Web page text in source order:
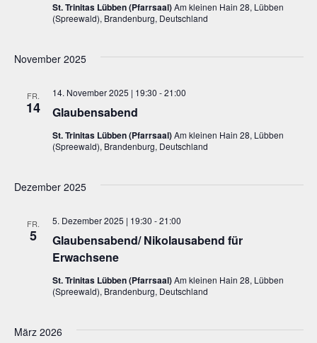
St. Trinitas Lübben (Pfarrsaal)Am kleinen Hain 28, Lübben
(Spreewald), Brandenburg, Deutschland
November 2025
FR.
14 Glaubensabend
14. November 2025 | 19:30 -21:00
St. Trinitas Lübben (Pfarrsaal)Am kleinen Hain 28, Lübben
(Spreewald), Brandenburg, Deutschland
Dezember 2025
FR.
5
Glaubensabend/ Nikolausabend für
Erwachsene
5. Dezember 2025 | 19:30 -21:00
St. Trinitas Lübben (Pfarrsaal)Am kleinen Hain 28, Lübben
(Spreewald), Brandenburg, Deutschland
März 2026